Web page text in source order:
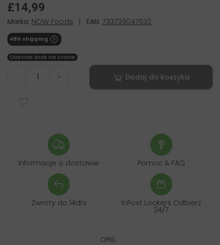
£14,99
Marka: NOW Foods EAN: 733739047632
48h shipping
Obecnie brak na stanie
- + Dodaj do koszyka
Informacje o dostawie Pomoc & FAQ
Zwroty do 14dni InPost Lockers Odbierz
24/7
OPIS